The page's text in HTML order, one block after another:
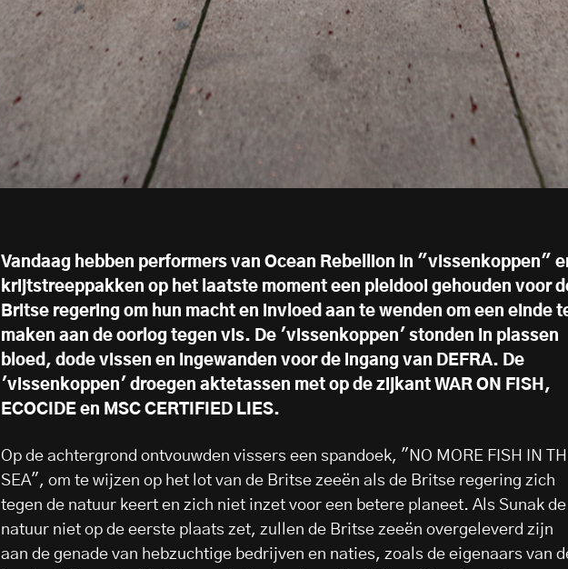
Vandaag hebben performers van Ocean Rebellion in "vissenkoppen"
krijtstreeppakken op het laatste moment een pleidooi gehouden voor
Britse regering om hun macht en invloed aan te wenden om een einde
maken aan de oorlog tegen vis. De 'vissenkoppen' stonden in plassen
bloed, dode vissen en ingewanden voor de ingang van DEFRA. De
'vissenkoppen' droegen aktetassen met op de zijkant WAR ON FISH,
ECOCIDE en MSC CERTIFIED LIES.
Op de achtergrond ontvouwden vissers een spandoek, "NO MORE FISH IN
SEA", om te wijzen op het lot van de Britse zeeën als de Britse regering zich
tegen de natuur keert en zich niet inzet voor een betere planeet. Als Sunak de
natuur niet op de eerste plaats zet, zullen de Britse zeeën overgeleverd zijn
aan de genade van hebzuchtige bedrijven en naties, zoals de eigenaars van